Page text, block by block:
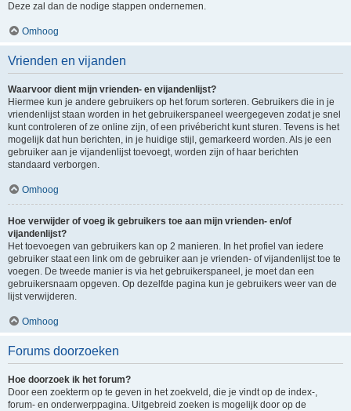
Deze zal dan de nodige stappen ondernemen.
Omhoog
Vrienden en vijanden
Waarvoor dient mijn vrienden- en vijandenlijst?
Hiermee kun je andere gebruikers op het forum sorteren. Gebruikers die in je
vriendenlijst staan worden in het gebruikerspaneel weergegeven zodat je snel
kunt controleren of ze online zijn, of een privébericht kunt sturen. Tevens is het
mogelijk dat hun berichten, in je huidige stijl, gemarkeerd worden. Als je een
gebruiker aan je vijandenlijst toevoegt, worden zijn of haar berichten
standaard verborgen.
Omhoog
Hoe verwijder of voeg ik gebruikers toe aan mijn vrienden- en/of
vijandenlijst?
Het toevoegen van gebruikers kan op 2 manieren. In het profiel van iedere
gebruiker staat een link om de gebruiker aan je vrienden- of vijandenlijst toe te
voegen. De tweede manier is via het gebruikerspaneel, je moet dan een
gebruikersnaam opgeven. Op dezelfde pagina kun je gebruikers weer van de
lijst verwijderen.
Omhoog
Forums doorzoeken
Hoe doorzoek ik het forum?
Door een zoekterm op te geven in het zoekveld, die je vindt op de index-,
forum- en onderwerppagina. Uitgebreid zoeken is mogelijk door op de